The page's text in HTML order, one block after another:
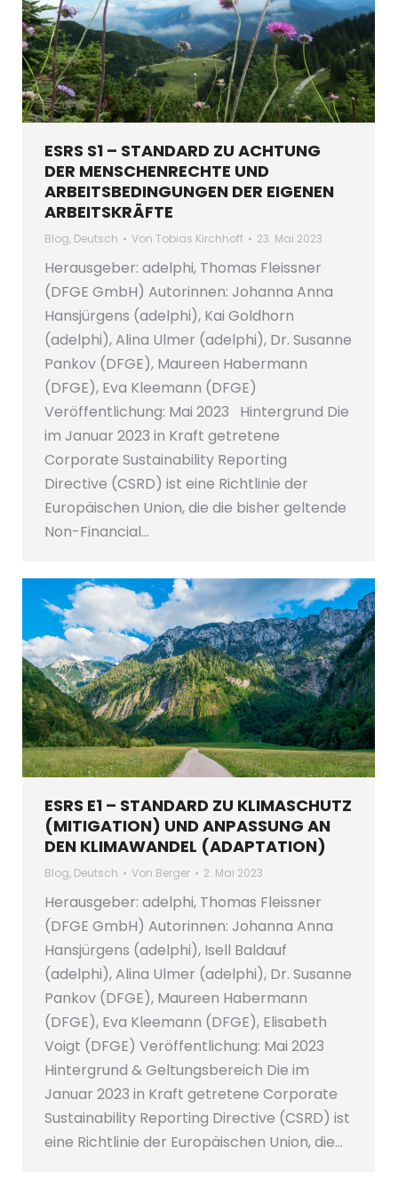
ESRS S1 – STANDARD ZU ACHTUNG
DER MENSCHENRECHTE UND
ARBEITSBEDINGUNGEN DER EIGENEN
ARBEITSKRÄFTE
Blog, Deutsch Von Tobias Kirchhoff 23. Mai 2023
Herausgeber: adelphi, Thomas Fleissner
(DFGE GmbH) Autorinnen: Johanna Anna
Hansjürgens (adelphi), Kai Goldhorn
(adelphi), Alina Ulmer (adelphi), Dr. Susanne
Pankov (DFGE), Maureen Habermann
(DFGE), Eva Kleemann (DFGE)
Veröffentlichung: Mai 2023 Hintergrund Die
im Januar 2023 in Kraft getretene
Corporate Sustainability Reporting
Directive (CSRD) ist eine Richtlinie der
Europäischen Union, die die bisher geltende
Non-Financial…
ESRS E1 – STANDARD ZU KLIMASCHUTZ
(MITIGATION) UND ANPASSUNG AN
DEN KLIMAWANDEL (ADAPTATION)
Blog, Deutsch Von Berger 2. Mai 2023
Herausgeber: adelphi, Thomas Fleissner
(DFGE GmbH) Autorinnen: Johanna Anna
Hansjürgens (adelphi), Isell Baldauf
(adelphi), Alina Ulmer (adelphi), Dr. Susanne
Pankov (DFGE), Maureen Habermann
(DFGE), Eva Kleemann (DFGE), Elisabeth
Voigt (DFGE) Veröffentlichung: Mai 2023
Hintergrund & Geltungsbereich Die im
Januar 2023 in Kraft getretene Corporate
Sustainability Reporting Directive (CSRD) ist
eine Richtlinie der Europäischen Union, die…